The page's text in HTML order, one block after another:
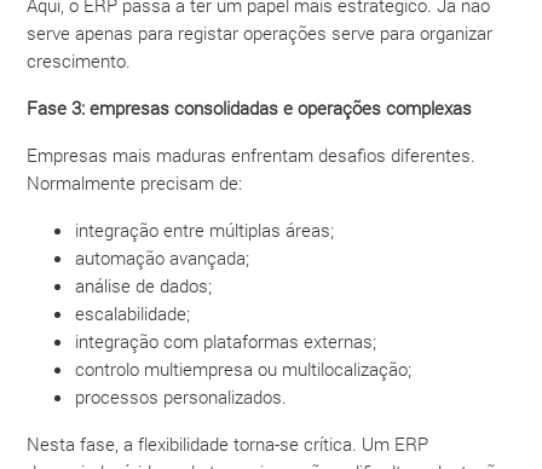
serve apenas para registar operações serve para organizar
crescimento.
Fase 3: empresas consolidadas e operações complexas
Empresas mais maduras enfrentam desafios diferentes.
Normalmente precisam de:
integração entre múltiplas áreas;
automação avançada;
análise de dados;
escalabilidade;
integração com plataformas externas;
controlo multiempresa ou multilocalização;
processos personalizados.
Nesta fase, a flexibilidade torna-se crítica. Um ERP